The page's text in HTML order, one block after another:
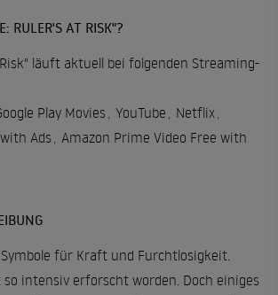
RULER'S AT RISK"?
läuft aktuell bei folgenden Streaming-
Play Movies, YouTube , Netflix,
Ads, Amazon Prime Video Free with
für Kraft und Furchtlosigkeit.
intensiv erforscht worden. Doch einiges